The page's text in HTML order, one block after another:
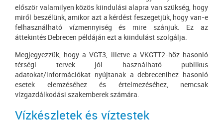
először valamilyen közös kiindulási alapra van szükség, hogy
miről beszélünk, amikor azt a kérdést feszegetjük, hogy van-e
felhasználható vízmennyiség és mire szánjuk. Ez az
áttekintés Debrecen példáján ezt a kiindulást szolgálja.
Megjegyezzük, hogy a VGT3, illetve a VKGTT2-höz hasonló
térségi tervek jól használható publikus
adatokat/információkat nyújtanak a debrecenihez hasonló
esetek elemzéséhez és értelmezéséhez, nemcsak
vízgazdálkodási szakemberek számára.
Vízkészletek és víztestek